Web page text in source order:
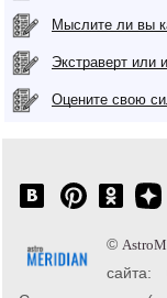
Мыслите ли вы
Экстраверт или
Оцените свою
©
сайта: